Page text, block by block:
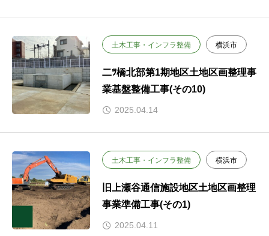
土木工事・インフラ整備 横浜市
二ﾂ橋北部第1期地区土地区画整理事
業基盤整備工事(その10)
2025.04.14
土木工事・インフラ整備 横浜市
旧上瀬谷通信施設地区土地区画整理
事業準備工事(その1)
2025.04.11